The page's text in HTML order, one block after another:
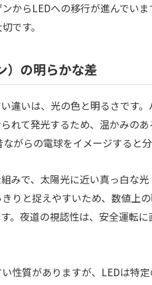
からLEDへの移行が進んでい
です。
）の明らかな差
違いは、光の色と明るさです
れて発光するため、温かみの
がらの電球をイメージすると分
みで、太陽光に近い真っ白な
りと捉えやすいため、数値上
。夜道の視認性は、安全運転
性質がありますが、LEDは特